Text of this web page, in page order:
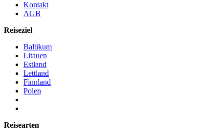
Kontakt
AGB
Reiseziel
Baltikum
Litauen
Estland
Lettland
Finnland
Polen
Reisearten